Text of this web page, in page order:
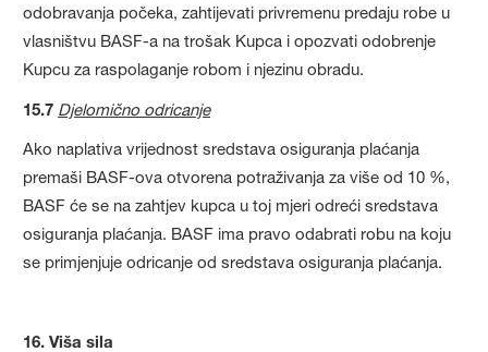
odobravanja počeka, zahtijevati privremenu predaju robe u
vlasništvu BASF-a na trošak Kupca i opozvati odobrenje
Kupcu za raspolaganje robom i njezinu obradu.
15.7 Djelomično odricanje
Ako naplativa vrijednost sredstava osiguranja plaćanja
premaši BASF-ova otvorena potraživanja za više od 10 %,
BASF će se na zahtjev kupca u toj mjeri odreći sredstava
osiguranja plaćanja. BASF ima pravo odabrati robu na koju
se primjenjuje odricanje od sredstava osiguranja plaćanja.
16. Viša sila